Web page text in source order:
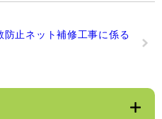
止ネット補修工事に係る